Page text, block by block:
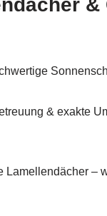
& exakte
Lamellendächer –